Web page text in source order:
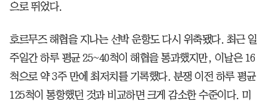
으로 뛰었다.
호르무즈 해협을 지나는 선박 운항도 다시 위축됐다. 최근 일
주일간 하루 평균 25~40척이 해협을 통과했지만, 이날은 16
척으로 약 3주 만에 최저치를 기록했다. 분쟁 이전 하루 평균
125척이 통항했던 것과 비교하면 크게 감소한 수준이다. 미